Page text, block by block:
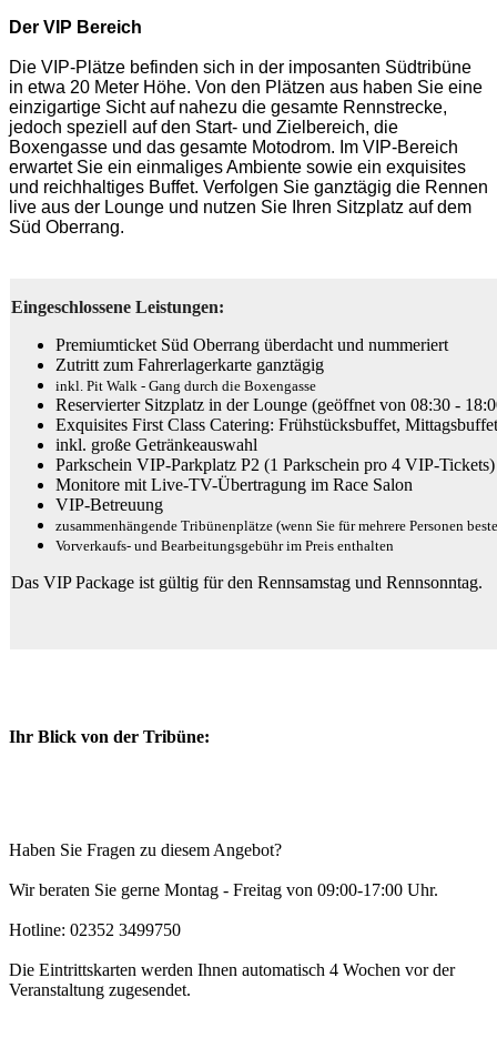
Der VIP Bereich
Die VIP-Plätze befinden sich in der imposanten Südtribüne
in etwa 20 Meter Höhe. Von den Plätzen aus haben Sie eine
einzigartige Sicht auf nahezu die gesamte Rennstrecke,
jedoch speziell auf den Start- und Zielbereich, die
Boxengasse und das gesamte Motodrom. Im VIP-Bereich
erwartet Sie ein einmaliges Ambiente sowie ein exquisites
und reichhaltiges Buffet. Verfolgen Sie ganztägig die Rennen
live aus der Lounge und nutzen Sie Ihren Sitzplatz auf dem
Süd Oberrang.
Eingeschlossene Leistungen:
Premiumticket Süd Oberrang überdacht und nummeriert
Zutritt zum Fahrerlagerkarte ganztägig
inkl. Pit Walk - Gang durch die Boxengasse
Reservierter Sitzplatz in der Lounge (geöffnet von 08:30 -
Exquisites First Class Catering: Frühstücksbuffet,
inkl. große Getränkeauswahl
Parkschein VIP-Parkplatz P2 (1 Parkschein pro 4 VIP-Tickets)
Monitore mit Live-TV-Übertragung im Race Salon
VIP-Betreuung
zusammenhängende Tribünenplätze (wenn Sie für mehrere Personen
Vorverkaufs- und Bearbeitungsgebühr im Preis enthalten
Das VIP Package ist gültig für den Rennsamstag und Rennsonntag.
Ihr Blick von der Tribüne:
Haben Sie Fragen zu diesem Angebot?
Wir beraten Sie gerne Montag - Freitag von 09:00-17:00 Uhr.
Hotline: 02352 3499750
Die Eintrittskarten werden Ihnen automatisch 4 Wochen vor der
Veranstaltung zugesendet.